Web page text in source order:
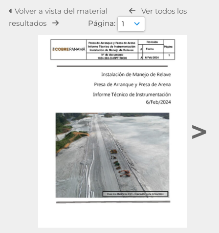
Volver a vista del material
Ver todos los
resultados
Página:
>